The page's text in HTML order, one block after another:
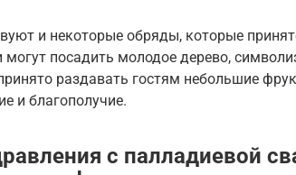
и некоторые обряды, которые
могут посадить молодое дерево,
раздавать гостям небольшие
и благополучие.
с палладиевой